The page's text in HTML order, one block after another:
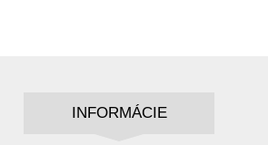
INFORMÁCIE